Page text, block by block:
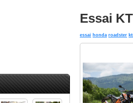
Essai
essai honda roadster